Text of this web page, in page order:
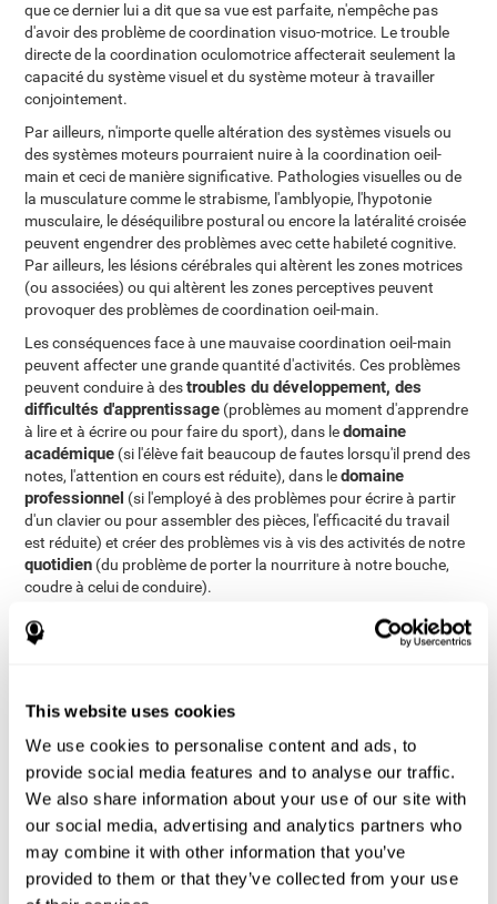
This website uses cookies
We use cookies to personalise content and ads, to
provide social media features and to analyse our traffic.
We also share information about your use of our site with
our social media, advertising and analytics partners who
may combine it with other information that you’ve
provided to them or that they’ve collected from your use
que ce dernier lui a dit que sa vue est parfaite, n'empêche pas
d'avoir des problème de coordination visuo-motrice. Le trouble
directe de la coordination oculomotrice affecterait seulement la
capacité du système visuel et du système moteur à travailler
conjointement.
Par ailleurs, n'importe quelle altération des systèmes visuels ou
des systèmes moteurs pourraient nuire à la coordination oeil-
main et ceci de manière significative. Pathologies visuelles ou de
la musculature comme le strabisme, l'amblyopie, l'hypotonie
musculaire, le déséquilibre postural ou encore la latéralité croisée
peuvent engendrer des problèmes avec cette habileté cognitive.
Par ailleurs, les lésions cérébrales qui altèrent les zones motrices
(ou associées) ou qui altèrent les zones perceptives peuvent
provoquer des problèmes de coordination oeil-main.
Les conséquences face à une mauvaise coordination oeil-main
peuvent affecter une grande quantité d'activités. Ces problèmes
peuvent conduire à destroubles du développement, des
difficultés d'apprentissage (problèmes au moment d'apprendre
à lire et à écrire ou pour faire du sport), dans ledomaine
académique (si l'élève fait beaucoup de fautes lorsqu'il prend des
notes, l'attention en cours est réduite), dans ledomaine
professionnel (si l'employé à des problèmes pour écrire à partir
d'un clavier ou pour assembler des pièces, l'efficacité du travail
est réduite) et créer des problèmes vis à vis des activités de notre
quotidien (du problème de porter la nourriture à notre bouche,
coudre à celui de conduire).
Comment mesurer et évaluer la
comportements du jour le jour. Evoluer correctement dans notre
environnement implique directement une bonne coordination oeil-
main. Par delà, évaluer la coordination oeil-main peut être d'une
grande aide dans bien des domaines de notre vie: dans le
domaine scolaire (pour savoir si un enfant va à avoir des
problèmes pour écrire ou pour faire des activités en toute
réussite), dans le domaine de la santé (pour savoir si un patient